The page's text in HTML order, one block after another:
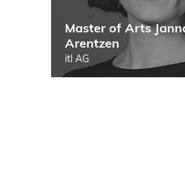
Master of Arts
Arentzen
itl AG